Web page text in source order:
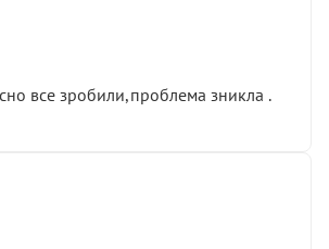
все зробили,проблема зникла .